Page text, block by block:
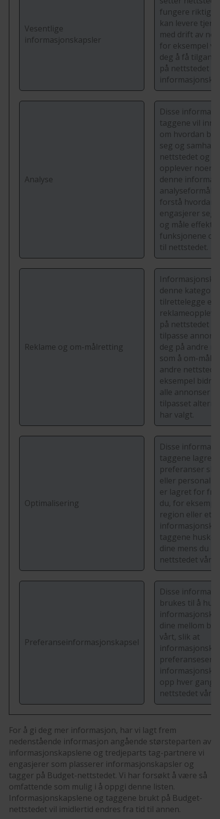
Vesentlige
informasjonskapsler
fungere riktig
kan levere
med drift av
for eksempel
deg å få
på nettstedet
Analyse
Disse
taggene vil
om hvordan
seg og
nettstedet og
opplever noen
denne
analyseformål
forstå hvordan
engasjerer seg
og måle
funksjonene
til nettstedet.
Reklame og om-målretting
denne
tilrettelegge en
på nettstedet
tilpasse
deg på andre
som å om-
andre
eksempel bidra
alle annonser
tilpasset
har valgt.
Optimalisering
Disse
taggene lagrer
preferanser
eller
er lagret for
du, for
region eller et
taggene huske
dine mens du
nettstedet vårt.
Preferanseinformasjonskapsel
Disse
brukes til å
dine mellom
vårt, slik at
opp hver gang
nettstedet vårt.
For å gi deg mer informasjon, har vi lagt frem
nedenstående informasjon angående størsteparten av
informasjonskapslene og tredjeparts tag-partnere vi
engasjerer som plasserer informasjonskapsler og
tagger på Budget-nettstedet. Vi har forsøkt å være så
omfattende som mulig i å oppgi denne listen.
Informasjonskapslene og taggene brukt på Budget-
nettstedet vil imidlertid endres fra tid til annen.